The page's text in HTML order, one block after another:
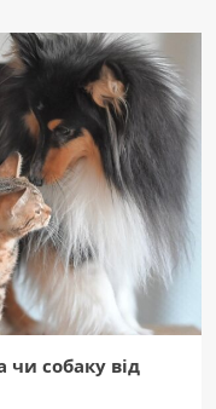
чи собаку від